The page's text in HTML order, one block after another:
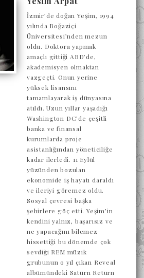
İzmir’de doğan Yeşim, 1994
yılında Boğaziçi
Üniversitesi’nden mezun
oldu. Doktora yapmak
amaçlı gittiği ABD’de,
akademisyen olmaktan
vazgeçti. Onun yerine
yüksek lisansını
tamamlayarak iş dünyasına
atıldı. Uzun yıllar yaşadığı
Washington DC’de çeşitli
banka ve finansal
kurumlarda proje
asistanlığından yöneticiliğe
kadar ilerledi. 11 Eylül
yüzünden bozulan
ekonomide iş hayatı daraldı
ve ileriyi göremez oldu.
Sosyal çevresi başka
şehirlere göç etti. Yeşim’in
kendini yalnız, başarısız ve
ne yapacağını bilemez
hissettiği bu dönemde çok
sevdiği REM müzik
grubunun o yıl çıkan Reveal
albümündeki Saturn Return